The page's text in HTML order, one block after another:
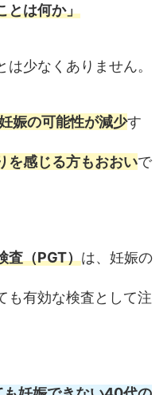
とは何か」
少なくありません。
娠の可能性が減少す
を感じる方もおおいで
査（PGT）は、妊娠の
も有効な検査として注